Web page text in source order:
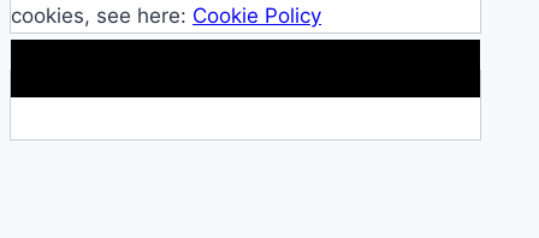
cookies, see here: Cookie Policy